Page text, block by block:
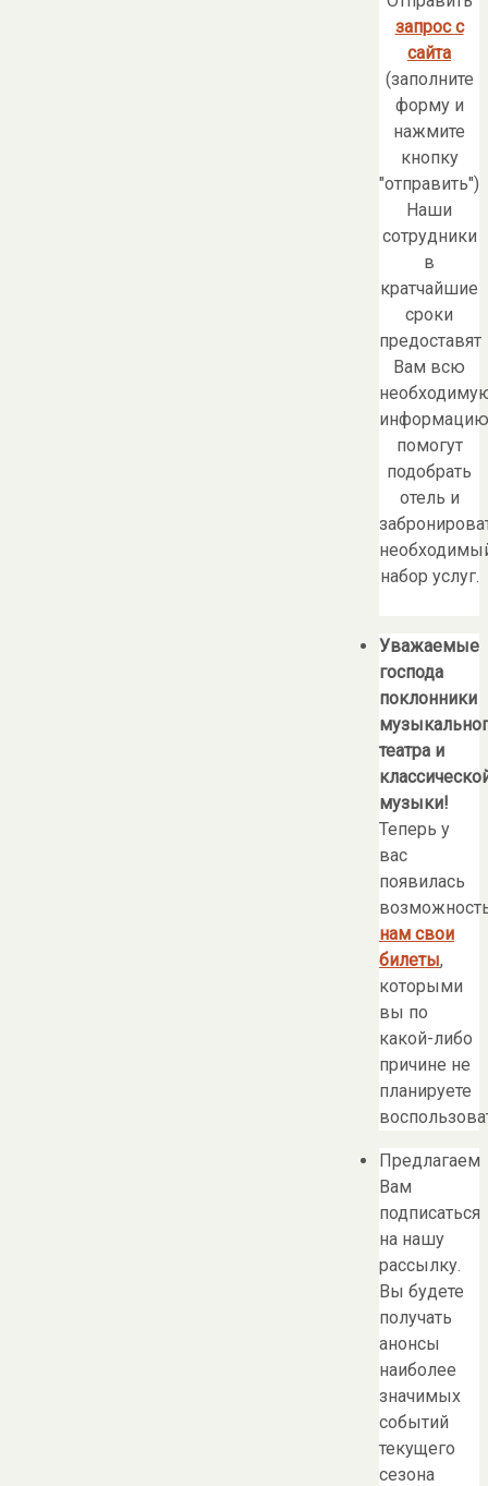
запрос с
сайта
(заполните
форму и
нажмите
кнопку
"отправить")
Наши
сотрудники
в
кратчайшие
сроки
предоставят
Вам всю
помогут
подобрать
отель и
набор услуг.
Уважаемые
господа
поклонники
театра и
музыки!
Теперь у
вас
появилась
нам свои
билеты,
которыми
вы по
какой-либо
причине не
планируете
Предлагаем
Вам
подписаться
на нашу
рассылку.
Вы будете
получать
анонсы
наиболее
значимых
событий
текущего
сезона